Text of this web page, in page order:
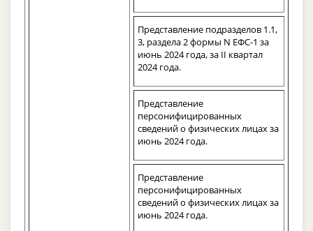
Представление подразделов 1.1,
3, раздела 2 формы N ЕФС-1 за
июнь 2024 года, за II квартал
2024 года.
Представление
персонифицированных
сведений о физических лицах за
июнь 2024 года.
Представление
персонифицированных
сведений о физических лицах за
июнь 2024 года.